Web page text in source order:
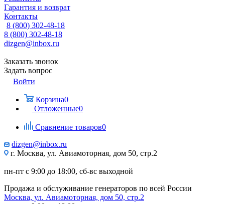
Гарантия и возврат
Контакты
8 (800) 302-48-18
8 (800) 302-48-18
dizgen@inbox.ru
Заказать звонок
Задать вопрос
Войти
Корзина0
Отложенные0
Сравнение товаров0
dizgen@inbox.ru
г. Москва, ул. Авиамоторная, дом 50, стр.2
пн-пт с 9:00 до 18:00, сб-вс выходной
Продажа и обслуживание генераторов по всей России
Москва, ул. Авиамоторная, дом 50, стр.2